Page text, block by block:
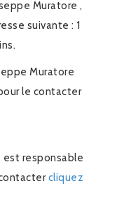
Muratore ,
suivante : 1
Muratore
le contacter
est responsable
cliquez